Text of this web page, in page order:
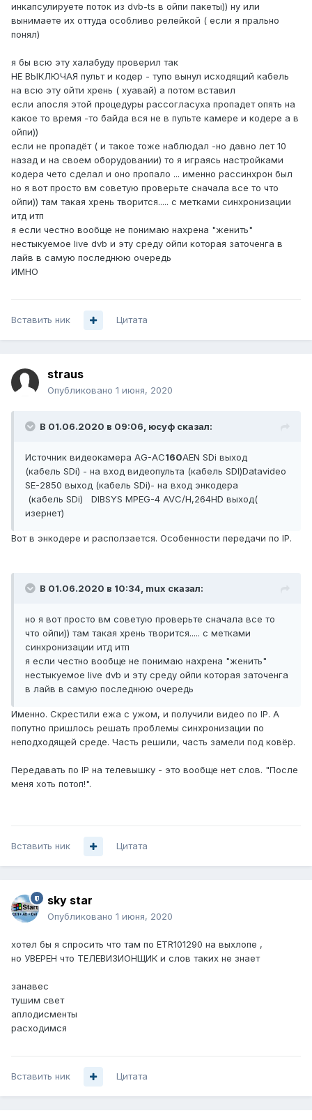
инкапсулируете поток из dvb-ts в ойпи пакеты)) ну или
вынимаете их оттуда особливо релейкой ( если я прально
понял)
я бы всю эту халабуду проверил так
НЕ ВЫКЛЮЧАЯ пульт и кодер - тупо вынул исходящий кабель
на всю эту ойти хрень ( хуавай) а потом вставил
если апосля этой процедуры рассогласуха пропадет опять на
какое то время -то байда вся не в пульте камере и кодере а в
ойпи))
если не пропадёт ( и такое тоже наблюдал -но давно лет 10
назад и на своем оборудовании) то я играясь настройками
кодера чето сделал и оно пропало ... именно рассинхрон был
но я вот просто вм советую проверьте сначала все то что
ойпи)) там такая хрень творится..... с метками синхронизации
итд итп
я если честно вообще не понимаю нахрена "женить"
нестыкуемое live dvb и эту среду ойпи которая заточенга в
лайв в самую последнюю очередь
ИМНО
Вставить ник Цитата
straus
Опубликовано 1 июня, 2020
В 01.06.2020 в 09:06, юсуф сказал:
Источник видеокамера AG-AC160AEN SDi выход
(кабель SDi) - на вход видеопульта (кабель SDI)Datavideo
SE-2850 выход (кабель SDi)- на вход энкодера
(кабель SDi) DIBSYS MPEG-4 AVC/H,264HD выход(
изернет)
Вот в энкодере и расползается. Особенности передачи по IP.
В 01.06.2020 в 10:34, mux сказал:
но я вот просто вм советую проверьте сначала все то
что ойпи)) там такая хрень творится..... с метками
синхронизации итд итп
я если честно вообще не понимаю нахрена "женить"
нестыкуемое live dvb и эту среду ойпи которая заточенга
в лайв в самую последнюю очередь
Именно. Скрестили ежа с ужом, и получили видео по IP. А
попутно пришлось решать проблемы синхронизации по
неподходящей среде. Часть решили, часть замели под ковёр.
Передавать по IP на телевышку - это вообще нет слов. "После
меня хоть потоп!".
Вставить ник Цитата
sky star
Опубликовано 1 июня, 2020
хотел бы я спросить что там по ETR101290 на выхлопе ,
но УВЕРЕН что ТЕЛЕВИЗИОНЩИК и слов таких не знает
занавес
тушим свет
аплодисменты
расходимся
Вставить ник Цитата